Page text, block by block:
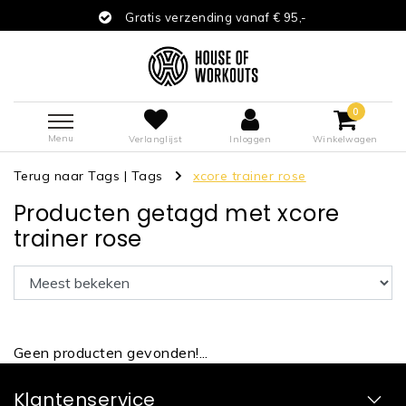
Gratis verzending vanaf € 95,-
Menu Verlanglijst Inloggen
0
Winkelwagen
Terug naar Tags | Tags xcore trainer rose
Producten getagd met xcore
trainer rose
Geen producten gevonden!...
Klantenservice